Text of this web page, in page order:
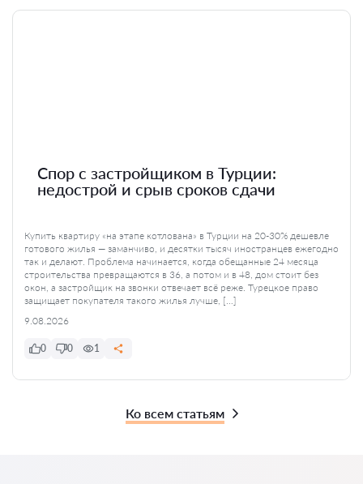
Спор с застройщиком в Турции:
недострой и срыв сроков сдачи
Купить квартиру «на этапе котлована» в Турции на 20-30% дешевле
готового жилья — заманчиво, и десятки тысяч иностранцев ежегодно
так и делают. Проблема начинается, когда обещанные 24 месяца
строительства превращаются в 36, а потом и в 48, дом стоит без
окон, а застройщик на звонки отвечает всё реже. Турецкое право
защищает покупателя такого жилья лучше, […]
9.08.2026
0 0 1
Ко всем статьям